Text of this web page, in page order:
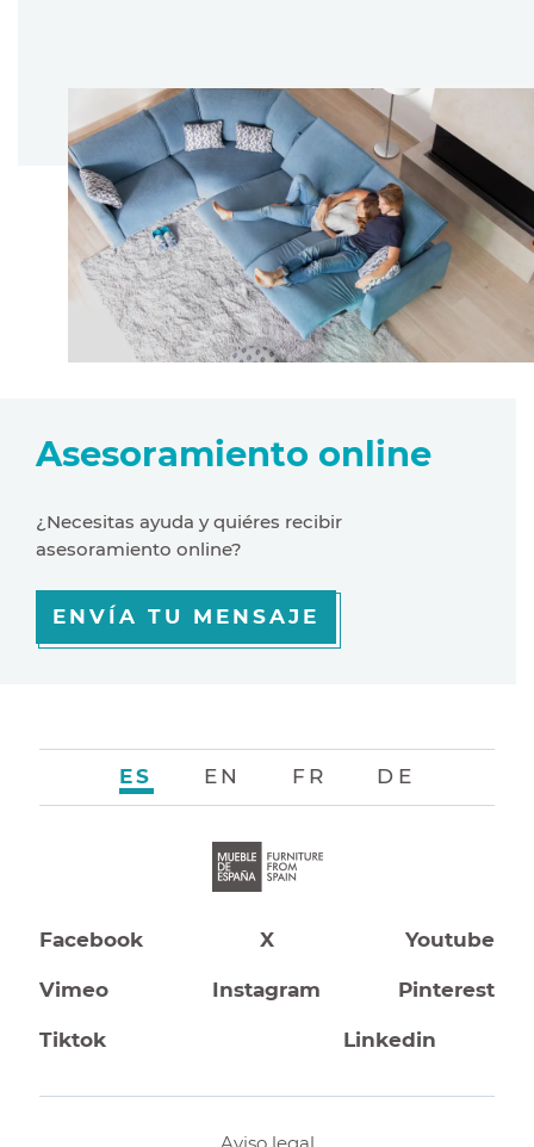
Asesoramiento online
¿Necesitas ayuda y quiéres recibir
asesoramiento online?
ENVÍA TU MENSAJE
Facebook X Youtube
Vimeo Instagram Pinterest
Tiktok Linkedin
ES EN FR DE